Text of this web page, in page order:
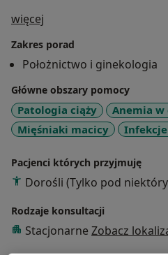
więcej
Zakres porad
Położnictwo i ginekologia
Główne obszary pomocy
Patologia ciąży Anemia w
Mięśniaki macicy
Pacjenci których przyjmuję
Dorośli (Tylko pod
Rodzaje konsultacji
Stacjonarne Zobacz